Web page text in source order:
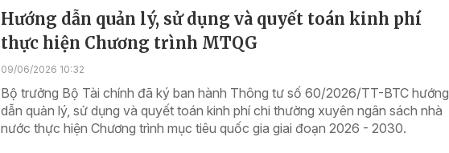
Hướng dẫn quản lý, sử dụng và quyết toán kinh phí
thực hiện Chương trình MTQG
09/06/2026 10:32
Bộ trưởng Bộ Tài chính đã ký ban hành Thông tư số 60/2026/TT-BTC hướng
dẫn quản lý, sử dụng và quyết toán kinh phí chi thường xuyên ngân sách nhà
nước thực hiện Chương trình mục tiêu quốc gia giai đoạn 2026 - 2030.